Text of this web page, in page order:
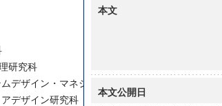
研究科
デザイン・マネジメント研究科
デザイン研究科
本文
本文公開日